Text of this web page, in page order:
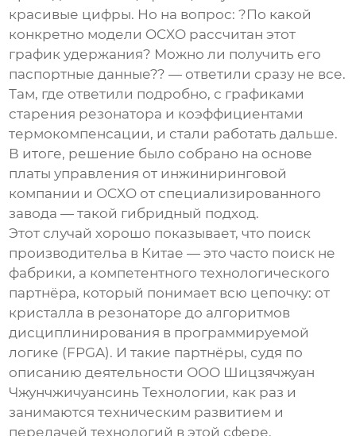
красивые цифры. Но на вопрос: ?По какой
конкретно модели OCXO рассчитан этот
график удержания? Можно ли получить его
паспортные данные?? — ответили сразу не все.
Там, где ответили подробно, с графиками
старения резонатора и коэффициентами
термокомпенсации, и стали работать дальше.
В итоге, решение было собрано на основе
платы управления от инжиниринговой
компании и OCXO от специализированного
завода — такой гибридный подход.
Этот случай хорошо показывает, что поиск
производительа в Китае — это часто поиск не
фабрики, а компетентного технологического
партнёра, который понимает всю цепочку: от
кристалла в резонаторе до алгоритмов
дисциплинирования в программируемой
логике (FPGA). И такие партнёры, судя по
описанию деятельности ООО Шицзячжуан
Чжунчжичуансинь Технологии, как раз и
занимаются техническим развитием и
передачей технологий в этой сфере.